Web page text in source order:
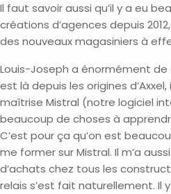
Il faut savoir aussi qu’il y a eu
créations d’agences depuis
des nouveaux magasiniers à
Louis-Joseph a énormément de
est là depuis les origines d’Axxel,
maîtrise Mistral (notre logiciel
beaucoup de choses à
C’est pour ça qu’on est
me former sur Mistral. Il m’a
d’achats chez tous les
relais s’est fait naturellement. Il